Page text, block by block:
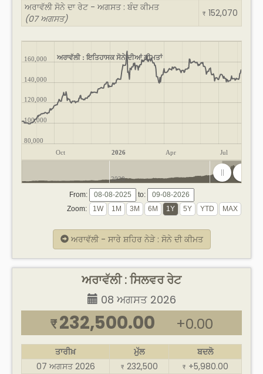
ਅਰਾਵੱਲੀ ਸੋਨੇ ਦਾ ਰੇਟ - ਅਗਸਤ : ਬੰਦ ਕੀਮਤ
(07 ਅਗਸਤ)
₹ 152,070
ਅਰਾਵੱਲੀ : ਇਤਿਹਾਸਕ ਸੋਨੇ ਦੀਆਂ ਕੀਮਤਾਂ
Oct 2026 Apr Jul
80,000
100,000
120,000
140,000
160,000
2020 2025
From:
to:
Zoom:
ਅਰਾਵੱਲੀ - ਸਾਰੇ ਸ਼ਹਿਰ ਨੇੜੇ : ਸੋਨੇ ਦੀ ਕੀਮਤ
ਅਰਾਵੱਲੀ : ਸਿਲਵਰ ਰੇਟ
08 ਅਗਸਤ 2026
₹ 232,500.00 +0.00
ਤਾਰੀਖ਼ ਮੁੱਲ
ਬਦਲੋ
07 ਅਗਸਤ 2026
₹ 232,500 ₹ +5,980.00